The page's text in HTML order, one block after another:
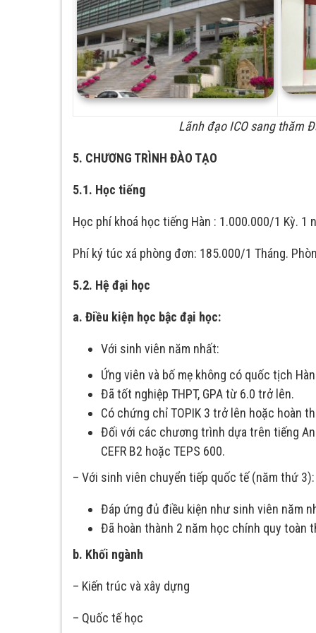
Lãnh đạo ICO sang thăm
5. CHƯƠNG TRÌNH ĐÀO TẠO
5.1. Học tiếng
Học phí khoá học tiếng Hàn : 1.000.000/1 Kỳ. 1
Phí ký túc xá phòng đơn: 185.000/1 Tháng.
5.2. Hệ đại học
a. Điều kiện học bậc đại học:
Với sinh viên năm nhất:
Ứng viên và bố mẹ không có quốc tịch
Đã tốt nghiệp THPT, GPA từ 6.0 trở lên.
Có chứng chỉ TOPIK 3 trở lên hoặc hoàn
Đối với các chương trình dựa trên tiếng
CEFR B2 hoặc TEPS 600.
– Với sinh viên chuyển tiếp quốc tế (năm thứ 3):
Đáp ứng đủ điều kiện như sinh viên năm
Đã hoàn thành 2 năm học chính quy toàn
b. Khối ngành
– Kiến trúc và xây dựng
– Quốc tế học